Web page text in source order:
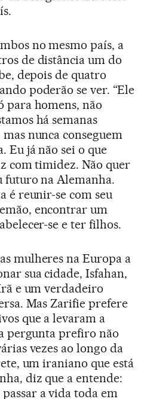
no mesmo país, a
de distância um do
depois de quatro
poderão se ver. “Ele
para homens, não
há semanas
nunca conseguem
Eu já não sei o que
com timidez. Não quer
futuro na Alemanha.
é reunir-se com seu
encontrar um
se e ter filhos.
mulheres na Europa a
sua cidade, Isfahan,
e um verdadeiro
Mas Zarifie prefere
que a levaram a
pergunta prefiro não
vezes ao longo da
um iraniano que está
diz que a entende:
a vida toda em